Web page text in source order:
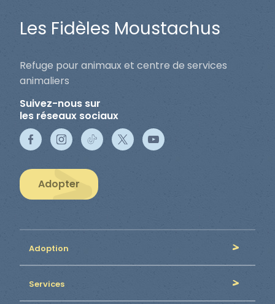
Les Fidèles Moustachus
Refuge pour animaux et centre de services
animaliers
Suivez-nous sur
les réseaux sociaux
Adopter
Adoption
Services